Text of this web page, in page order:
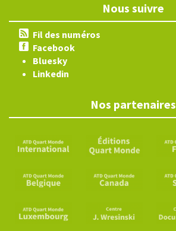
Nous suivre
Fil des numéros
Facebook
Bluesky
Linkedin
Nos partenaires